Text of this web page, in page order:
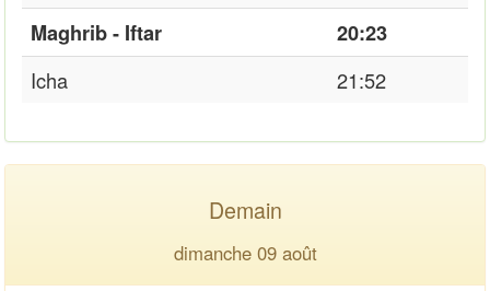
Maghrib - Iftar
20:23
Icha
21:52
Demain
dimanche 09 août